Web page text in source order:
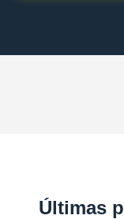
Últimas